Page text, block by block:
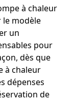
à chaleur
le modèle
un
pour
dès que
à chaleur
dépenses
de